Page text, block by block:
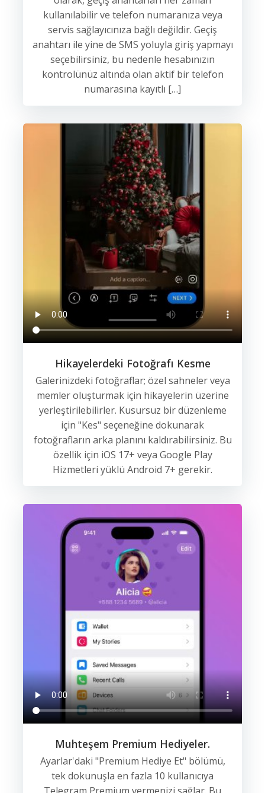
kullanılabilir ve telefon numaranıza veya
servis sağlayıcınıza bağlı değildir. Geçiş
anahtarı ile yine de SMS yoluyla giriş yapmayı
seçebilirsiniz, bu nedenle hesabınızın
kontrolünüz altında olan aktif bir telefon
numarasına kayıtlı […]
Hikayelerdeki Fotoğrafı Kesme
Galerinizdeki fotoğraflar; özel sahneler veya
memler oluşturmak için hikayelerin üzerine
yerleştirilebilirler. Kusursuz bir düzenleme
için "Kes" seçeneğine dokunarak
fotoğrafların arka planını kaldırabilirsiniz. Bu
özellik için iOS 17+ veya Google Play
Hizmetleri yüklü Android 7+ gerekir.
Muhteşem Premium Hediyeler.
Ayarlar'daki "Premium Hediye Et" bölümü,
tek dokunuşla en fazla 10 kullanıcıya